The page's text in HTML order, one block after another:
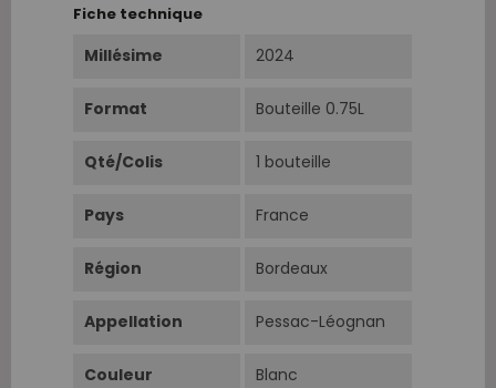
Fiche technique
Millésime 2024
Format Bouteille 0.75L
Qté/Colis 1 bouteille
Pays France
Région Bordeaux
Appellation Pessac-Léognan
Couleur Blanc